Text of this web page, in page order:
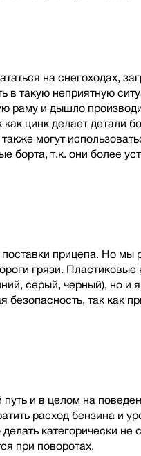
на снегоходах,
в такую неприятную
раму и дышло
цинк делает детали
могут
т.к. они более
прицепа. Но
грязи.
серый, черный), но
так как
и в целом на
расход бензина и
категорически
при поворотах.